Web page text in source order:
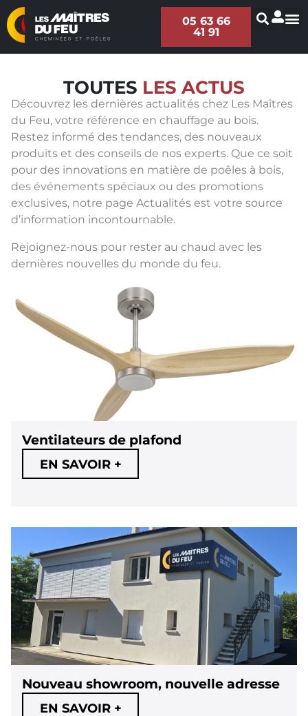
05 63 66
41 91
TOUTES LES ACTUS
Découvrez les dernières actualités chez Les Maîtres
du Feu, votre référence en chauffage au bois.
Restez informé des tendances, des nouveaux
produits et des conseils de nos experts. Que ce soit
pour des innovations en matière de poêles à bois,
des événements spéciaux ou des promotions
exclusives, notre page Actualités est votre source
d’information incontournable.
Rejoignez-nous pour rester au chaud avec les
dernières nouvelles du monde du feu.
Ventilateurs de plafond
EN SAVOIR +
Nouveau showroom, nouvelle adresse
EN SAVOIR +